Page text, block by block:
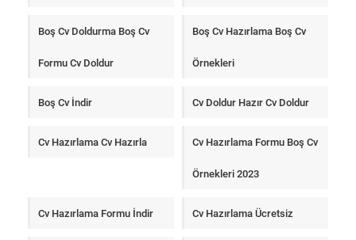
Boş Cv Doldurma Boş Cv
Formu Cv Doldur
Boş Cv Hazırlama Boş Cv
Örnekleri
Boş Cv İndir Cv Doldur Hazır Cv Doldur
Cv Hazırlama Cv Hazırla Cv Hazırlama Formu Boş Cv
Örnekleri 2023
Cv Hazırlama Formu İndir Cv Hazırlama Ücretsiz